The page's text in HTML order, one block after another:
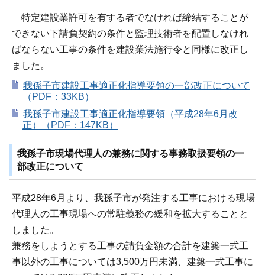
特定建設業許可を有する者でなければ締結することが
できない下請負契約の条件と監理技術者を配置しなけれ
ばならない工事の条件を建設業法施行令と同様に改正し
ました。
我孫子市建設工事適正化指導要領の一部改正について
（PDF：33KB）
我孫子市建設工事適正化指導要領（平成28年6月改
正）（PDF：147KB）
我孫子市現場代理人の兼務に関する事務取扱要領の一
部改正について
平成28年6月より、我孫子市が発注する工事における現場
代理人の工事現場への常駐義務の緩和を拡大することと
しました。
兼務をしようとする工事の請負金額の合計を建築一式工
事以外の工事については3,500万円未満、建築一式工事に